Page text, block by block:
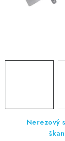
Doprava a Platby
Nerezový